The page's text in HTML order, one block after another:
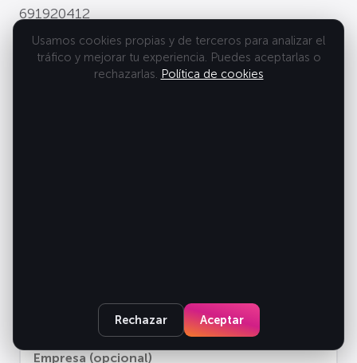
691920412
info@fcweb.es
Usamos cookies propias y de terceros para analizar el
tráfico y mejorar tu experiencia. Puedes aceptarlas o
rechazarlas. Política de cookies
Rechazar Aceptar